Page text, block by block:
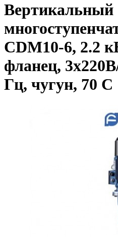
Вертикальный
CDM10-6, 2.2
фланец,
Гц, чугун, 70 С